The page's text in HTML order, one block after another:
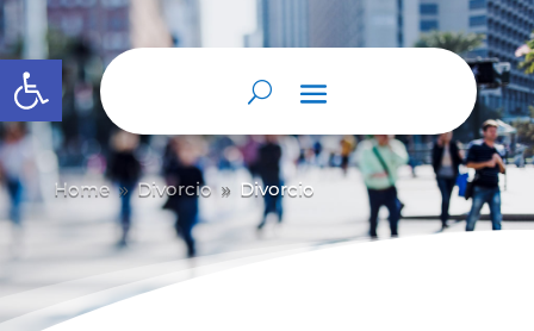
Abrir barra de herramientas
Home 9 Divorcio 9 Divorcio